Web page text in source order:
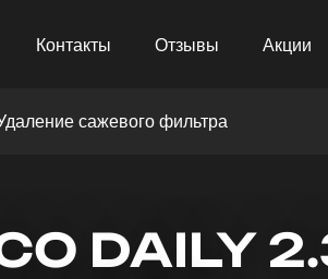
Контакты Отзывы Акции
сажевого фильтра
DAILY